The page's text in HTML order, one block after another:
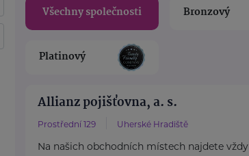
Všechny společnosti Bronzový
Platinový
Allianz pojišťovna, a. s.
Prostřední 129 Uherské Hradiště
Na našich obchodních místech najdete vždy